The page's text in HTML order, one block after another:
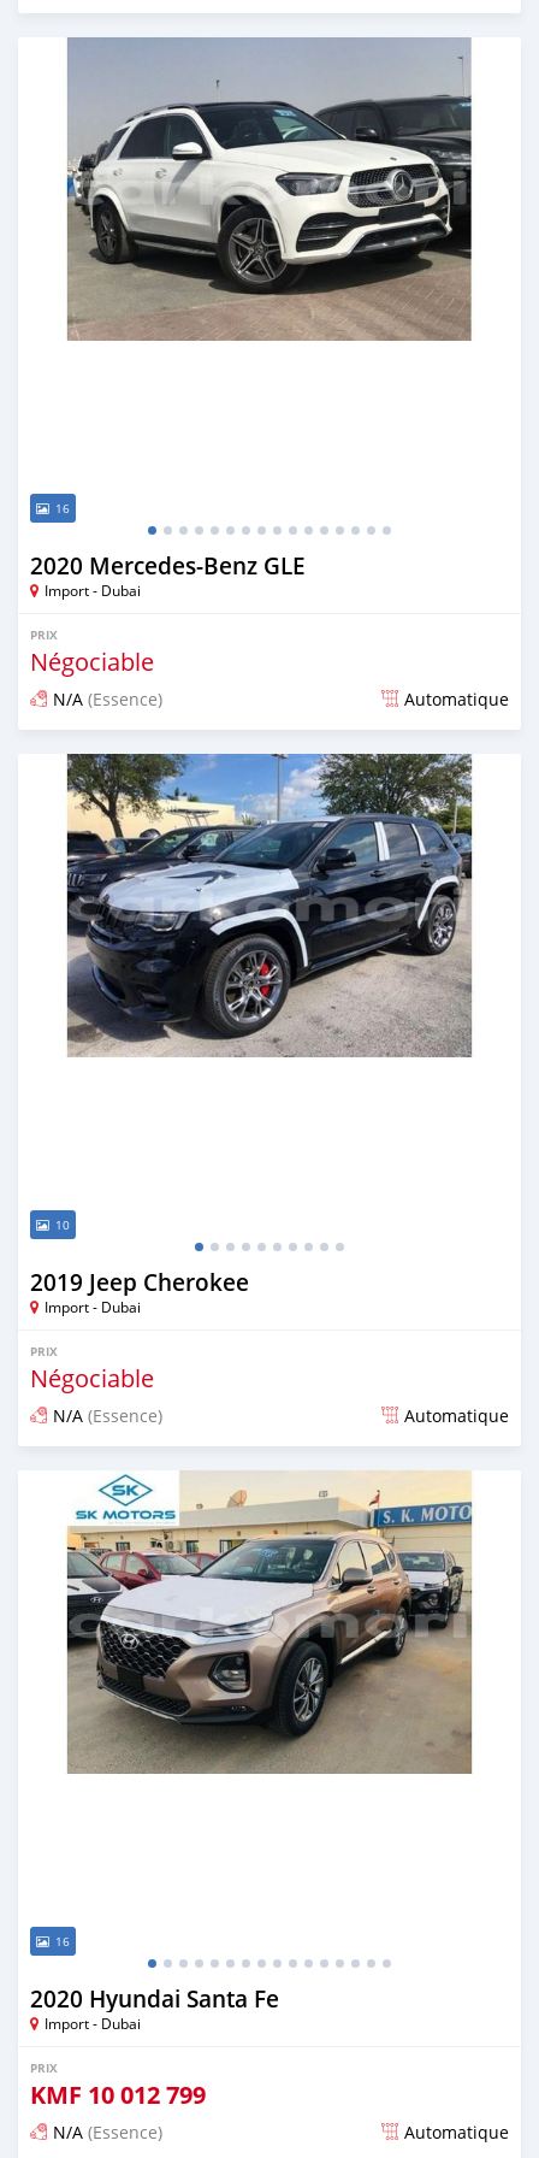
Publié il y a presque 6 ans
16
2020 Mercedes-Benz GLE
Import - Dubai
PRIX
Négociable
N/A (Essence) Automatique
Publié il y a presque 6 ans
10
2019 Jeep Cherokee
Import - Dubai
PRIX
Négociable
N/A (Essence) Automatique
Publié il y a presque 6 ans
16
2020 Hyundai Santa Fe
Import - Dubai
PRIX
KMF 10 012 799
N/A (Essence) Automatique